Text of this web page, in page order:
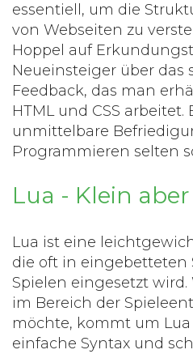
essentiell, um die
von Webseiten zu
Hoppel auf
Neueinsteiger über das
Feedback, das man
HTML und CSS arbeitet.
unmittelbare
Programmieren selten
Lua - Klein
Lua ist eine
die oft in eingebetteten
Spielen eingesetzt wird.
im Bereich der
möchte, kommt um
einfache Syntax und